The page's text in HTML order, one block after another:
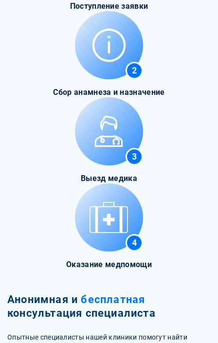
Поступление заявки
2
Сбор анамнеза и назначение
3
Выезд медика
4
Оказание медпомощи
Анонимная и бесплатная
консультация специалиста
Опытные специалисты нашей клиники помогут найти